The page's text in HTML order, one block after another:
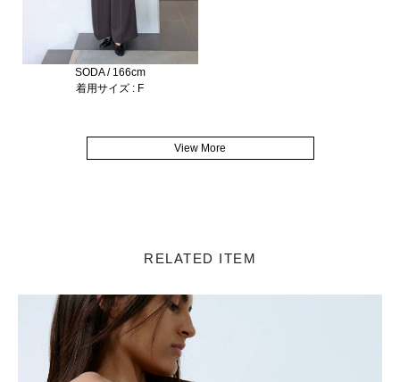
SODA / 166cm
着用サイズ : F
View More
RELATED ITEM